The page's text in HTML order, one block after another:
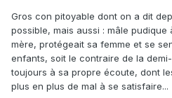
Gros con pitoyable dont on a dit
possible, mais aussi : mâle
mère, protégeait sa femme et se
enfants, soit le contraire de la
toujours à sa propre écoute, dont
plus en plus de mal à se satisfaire...